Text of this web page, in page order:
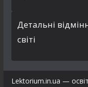
Детальні
світі
Lektorium.in.ua —